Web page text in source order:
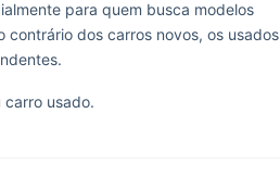
para quem busca modelos
contrário dos carros novos, os usados
carro usado.